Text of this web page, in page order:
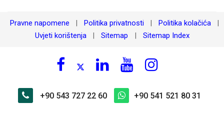
Pravne napomene | Politika privatnosti | Politika kolačića |
Uvjeti korištenja | Sitemap | Sitemap Index
+90 543 727 22 60 +90 541 521 80 31